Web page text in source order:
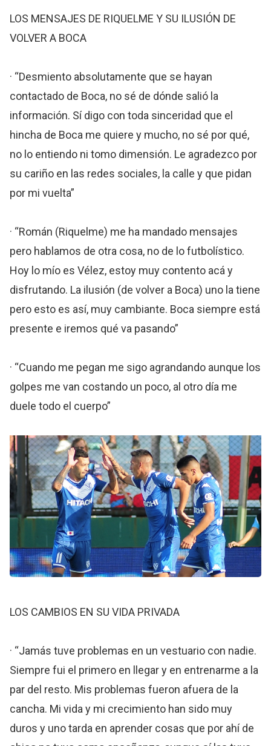
LOS MENSAJES DE RIQUELME Y SU ILUSIÓN DE
VOLVER A BOCA
· “Desmiento absolutamente que se hayan
contactado de Boca, no sé de dónde salió la
información. Sí digo con toda sinceridad que el
hincha de Boca me quiere y mucho, no sé por qué,
no lo entiendo ni tomo dimensión. Le agradezco por
su cariño en las redes sociales, la calle y que pidan
por mi vuelta”
· “Román (Riquelme) me ha mandado mensajes
pero hablamos de otra cosa, no de lo futbolístico.
Hoy lo mío es Vélez, estoy muy contento acá y
disfrutando. La ilusión (de volver a Boca) uno la tiene
pero esto es así, muy cambiante. Boca siempre está
presente e iremos qué va pasando”
· “Cuando me pegan me sigo agrandando aunque los
golpes me van costando un poco, al otro día me
duele todo el cuerpo”
LOS CAMBIOS EN SU VIDA PRIVADA
· “Jamás tuve problemas en un vestuario con nadie.
Siempre fui el primero en llegar y en entrenarme a la
par del resto. Mis problemas fueron afuera de la
cancha. Mi vida y mi crecimiento han sido muy
duros y uno tarda en aprender cosas que por ahí de